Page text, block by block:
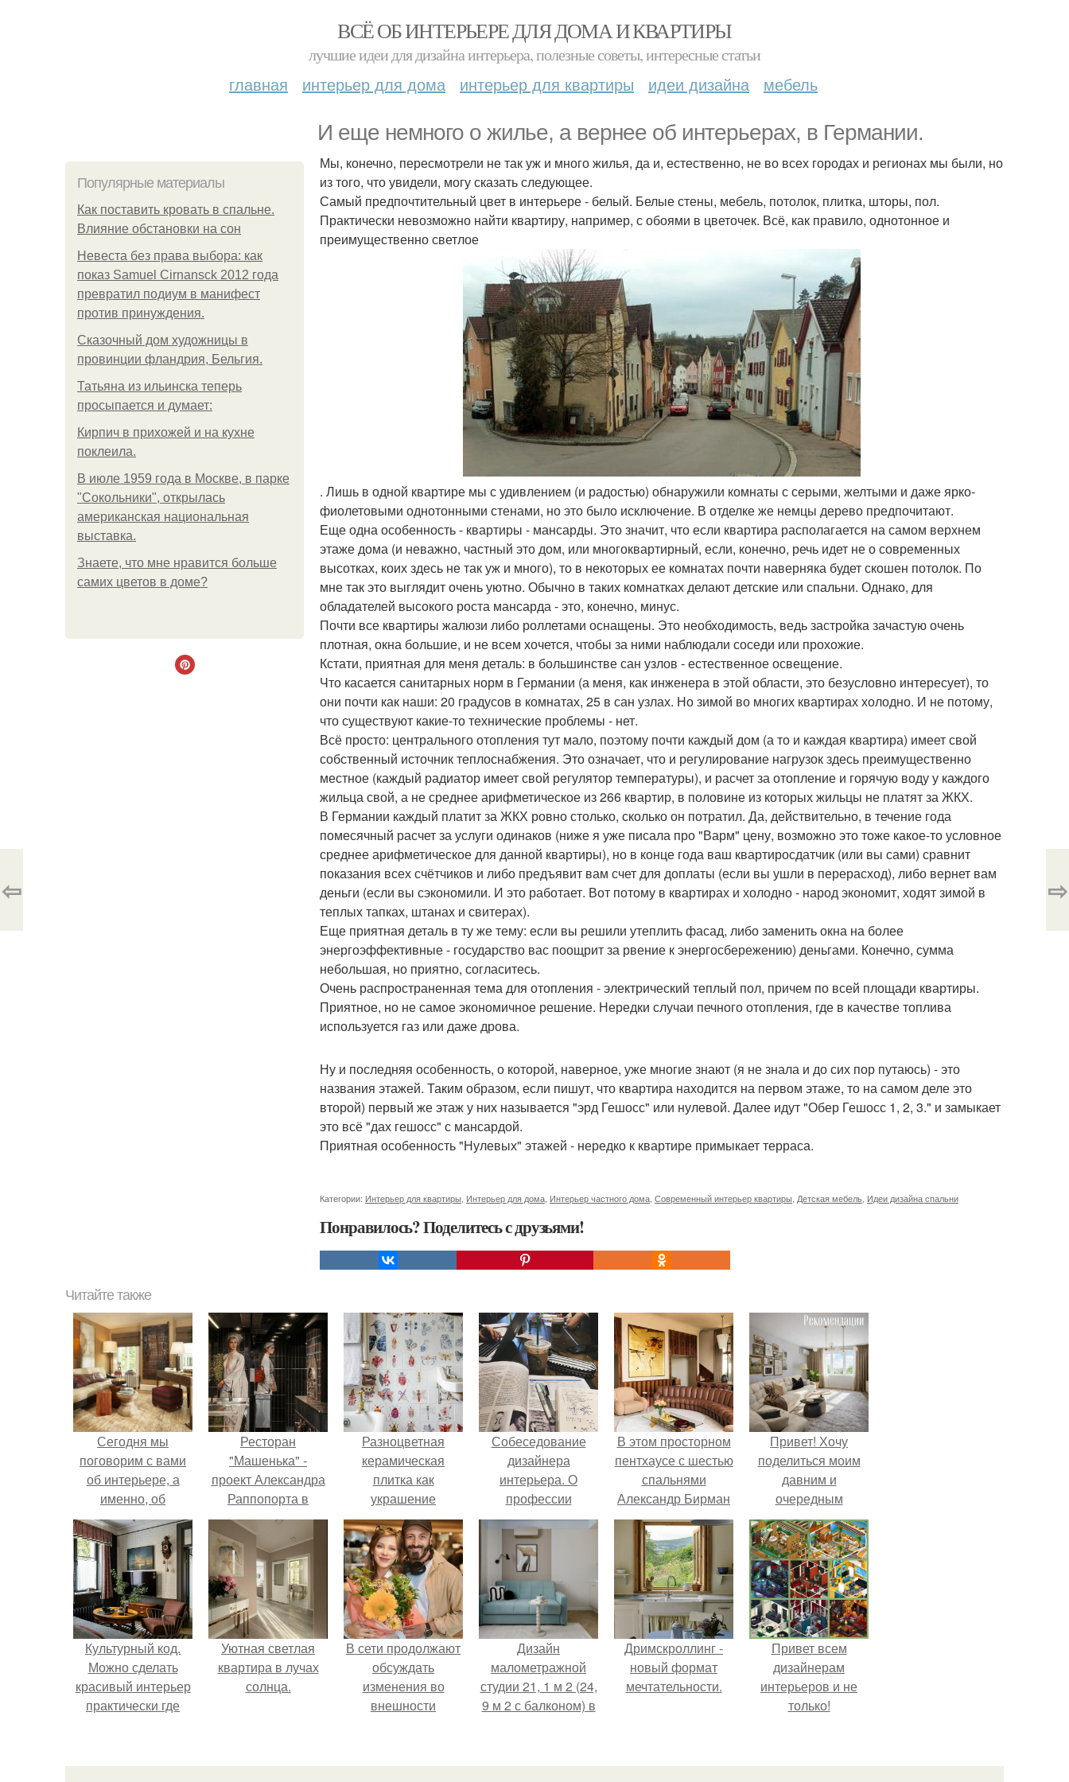
ВСЁ ОБ ИНТЕРЬЕРЕ ДЛЯ ДОМА И КВАРТИРЫ
лучшие идеи для дизайна интерьера, полезные советы, интересные статьи
главная интерьер для дома интерьер для квартиры идеи дизайна мебель
И еще немного о жилье, а вернее об интерьерах, в Германии.
Популярные материалы
Как поставить кровать в спальне.
Влияние обстановки на сон
Невеста без права выбора: как
показ Samuel Cirnansck 2012 года
превратил подиум в манифест
против принуждения.
Сказочный дом художницы в
провинции фландрия, Бельгия.
Татьяна из ильинска теперь
просыпается и думает:
Кирпич в прихожей и на кухне
поклеила.
В июле 1959 года в Москве, в парке
"Сокольники", открылась
американская национальная
выставка.
Знаете, что мне нравится больше
самих цветов в доме?
Мы, конечно, пересмотрели не так уж и много жилья, да и, естественно, не во всех городах и регионах мы были, но
из того, что увидели, могу сказать следующее.
Самый предпочтительный цвет в интерьере - белый. Белые стены, мебель, потолок, плитка, шторы, пол.
Практически невозможно найти квартиру, например, с обоями в цветочек. Всё, как правило, однотонное и
преимущественно светлое
. Лишь в одной квартире мы с удивлением (и радостью) обнаружили комнаты с серыми, желтыми и даже ярко-
фиолетовыми однотонными стенами, но это было исключение. В отделке же немцы дерево предпочитают.
Еще одна особенность - квартиры - мансарды. Это значит, что если квартира располагается на самом верхнем
этаже дома (и неважно, частный это дом, или многоквартирный, если, конечно, речь идет не о современных
высотках, коих здесь не так уж и много), то в некоторых ее комнатах почти наверняка будет скошен потолок. По
мне так это выглядит очень уютно. Обычно в таких комнатках делают детские или спальни. Однако, для
обладателей высокого роста мансарда - это, конечно, минус.
Почти все квартиры жалюзи либо роллетами оснащены. Это необходимость, ведь застройка зачастую очень
плотная, окна большие, и не всем хочется, чтобы за ними наблюдали соседи или прохожие.
Кстати, приятная для меня деталь: в большинстве сан узлов - естественное освещение.
Что касается санитарных норм в Германии (а меня, как инженера в этой области, это безусловно интересует), то
они почти как наши: 20 градусов в комнатах, 25 в сан узлах. Но зимой во многих квартирах холодно. И не потому,
что существуют какие-то технические проблемы - нет.
Всё просто: центрального отопления тут мало, поэтому почти каждый дом (а то и каждая квартира) имеет свой
собственный источник теплоснабжения. Это означает, что и регулирование нагрузок здесь преимущественно
местное (каждый радиатор имеет свой регулятор температуры), и расчет за отопление и горячую воду у каждого
жильца свой, а не среднее арифметическое из 266 квартир, в половине из которых жильцы не платят за ЖКХ.
В Германии каждый платит за ЖКХ ровно столько, сколько он потратил. Да, действительно, в течение года
помесячный расчет за услуги одинаков (ниже я уже писала про "Варм" цену, возможно это тоже какое-то условное
среднее арифметическое для данной квартиры), но в конце года ваш квартиросдатчик (или вы сами) сравнит
показания всех счётчиков и либо предъявит вам счет для доплаты (если вы ушли в перерасход), либо вернет вам
деньги (если вы сэкономили. И это работает. Вот потому в квартирах и холодно - народ экономит, ходят зимой в
теплых тапках, штанах и свитерах).
Еще приятная деталь в ту же тему: если вы решили утеплить фасад, либо заменить окна на более
энергоэффективные - государство вас поощрит за рвение к энергосбережению) деньгами. Конечно, сумма
небольшая, но приятно, согласитесь.
Очень распространенная тема для отопления - электрический теплый пол, причем по всей площади квартиры.
Приятное, но не самое экономичное решение. Нередки случаи печного отопления, где в качестве топлива
используется газ или даже дрова.
Ну и последняя особенность, о которой, наверное, уже многие знают (я не знала и до сих пор путаюсь) - это
названия этажей. Таким образом, если пишут, что квартира находится на первом этаже, то на самом деле это
второй) первый же этаж у них называется "эрд Гешосс" или нулевой. Далее идут "Обер Гешосс 1, 2, 3." и замыкает
это всё "дах гешосс" с мансардой.
Приятная особенность "Нулевых" этажей - нередко к квартире примыкает терраса.
Категории: Интерьер для квартиры Интерьер для дома Интерьер частного дома Современный интерьер квартиры Детская мебель Идеи дизайна спальни
Понравилось? Поделитесь с друзьями!
⇦ ⇨
Читайте также
Сегодня мы
поговорим с вами
об интерьере, а
именно, об
африканском стиле
в нем?
Ресторан
"Машенька" -
проект Александра
Раппопорта в
"зарядье", где
каждый сантиметр
пространства
дышит русской
самобытностью.
Разноцветная
керамическая
плитка как
украшение
интерьера.
Собеседование
дизайнера
интерьера. О
профессии
дизайнер
интерьера.
В этом просторном
пентхаусе с шестью
спальнями
Александр Бирман
живет со своей
семьей.
Привет! Хочу
поделиться моим
давним и
очередным
неопубликованным
проектом.
Культурный код.
Можно сделать
красивый интерьер
практически где
Уютная светлая
квартира в лучах
солнца.
В сети продолжают
обсуждать
изменения во
внешности
Дизайн
малометражной
студии 21, 1 м 2 (24,
9 м 2 с балконом) в
Дримскроллинг -
новый формат
мечтательности.
Привет всем
дизайнерам
интерьеров и не
только!